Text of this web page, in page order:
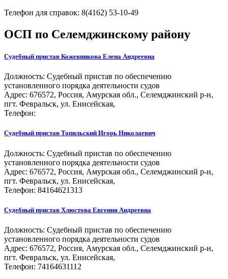
Телефон для справок: 8(4162) 53-10-49
ОСП по Селемджинскому району
Судебный пристав Кожевникова Елена Андреевна
Должность: Судебный пристав по обеспечению
установленного порядка деятельности судов
Адрес: 676572, Россия, Амурская обл., Селемджинский р-н,
пгт. Февральск, ул. Енисейская,
Телефон:
Судебный пристав Топильский Игорь Николаевич
Должность: Судебный пристав по обеспечению
установленного порядка деятельности судов
Адрес: 676572, Россия, Амурская обл., Селемджинский р-н,
пгт. Февральск, ул. Енисейская,
Телефон: 84164621313
Судебный пристав Хлюстова Евгения Андреевна
Должность: Судебный пристав по обеспечению
установленного порядка деятельности судов
Адрес: 676572, Россия, Амурская обл., Селемджинский р-н,
пгт. Февральск, ул. Енисейская,
Телефон: 74164631112